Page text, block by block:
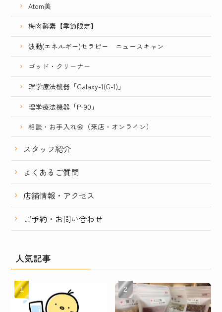
Atom美
梅肉酵素【季節限定】
波動(エネルギー)セラピー ニュースキャン
ゴッド・クリーナー
理学療法機器「Galaxy-1(G-1)」
理学療法機器「P-90」
相談・お手入れ会（来店・オンライン）
スタッフ紹介
よくあるご質問
店舗情報・アクセス
ご予約・お問い合わせ
人気記事